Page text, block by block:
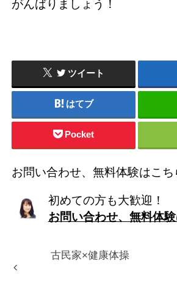
がんばりましょう！
ツイート
はてブ
Pocket
お問い合わせ、無料体験はこち
初めての方も大歓迎！
お問い合わせ、無料体
古民家×健康体操